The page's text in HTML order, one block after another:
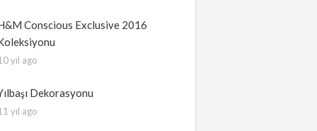
Conscious Exclusive 2016
yıl ago
Dekorasyonu
yıl ago